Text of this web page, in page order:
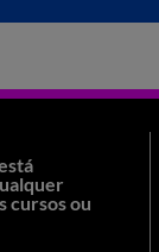
cursos ou